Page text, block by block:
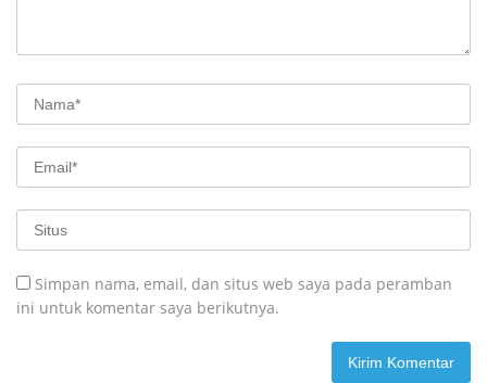
Simpan nama, email, dan situs web saya pada peramban
ini untuk komentar saya berikutnya.